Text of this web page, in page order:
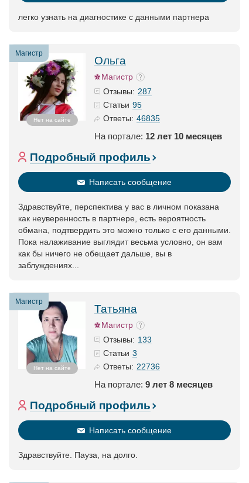
легко узнать на диагностике с данными партнера
Магистр
Нет на сайте
Ольга
Магистр
Отзывы: 287
Статьи 95
Ответы: 46835
На портале: 12 лет 10 месяцев
Подробный профиль
Написать сообщение
Здравствуйте, перспектива у вас в личном показана
как неуверенность в партнере, есть вероятность
обмана, подтвердить это можно только с его данными.
Пока налаживание выглядит весьма условно, он вам
как бы ничего не обещает дальше, вы в
заблуждениях...
Магистр
Нет на сайте
Татьяна
Магистр
Отзывы: 133
Статьи 3
Ответы: 22736
На портале: 9 лет 8 месяцев
Подробный профиль
Написать сообщение
Здравствуйте. Пауза, на долго.